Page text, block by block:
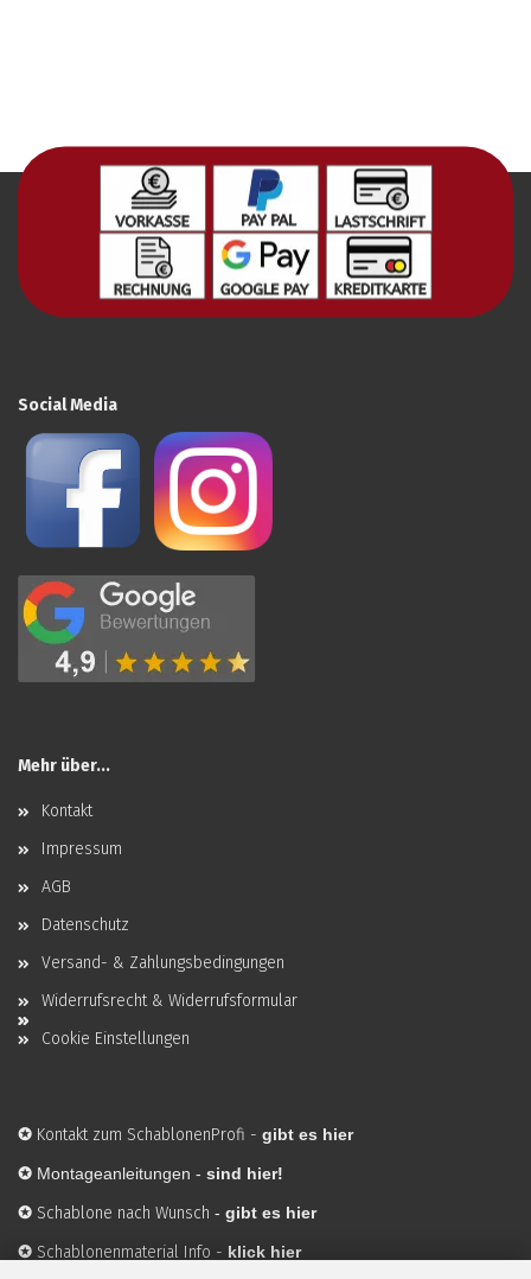
Social Media
Mehr über...
Kontakt
Impressum
AGB
Datenschutz
Versand- & Zahlungsbedingungen
Widerrufsrecht & Widerrufsformular
Cookie Einstellungen
✪ Kontakt zum SchablonenProfi - gibt es hier
✪ Montageanleitungen - sind hier!
✪ Schablone nach Wunsch - gibt es hier
✪ Schablonenmaterial Info - klick hier